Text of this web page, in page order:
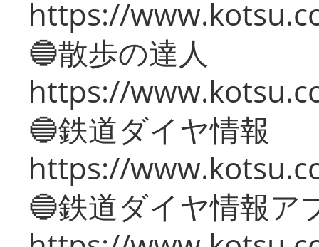
https://
🔵散歩の達人
https://
🔵鉄道ダイヤ情報
https://
🔵鉄道ダイヤ情報ア